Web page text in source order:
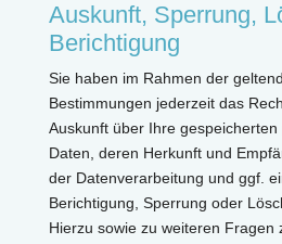
Auskunft, Sperrung,
Berichtigung
Sie haben im Rahmen der
Bestimmungen jederzeit das
Auskunft über Ihre
Daten, deren Herkunft und
der Datenverarbeitung und ggf.
Berichtigung, Sperrung oder
Hierzu sowie zu weiteren Fragen